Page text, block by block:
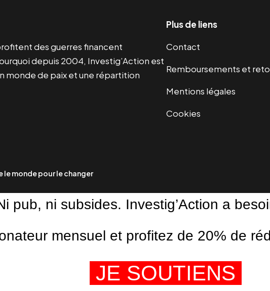
des guerres financent
depuis 2004, Investig’Action est
monde de paix et une répartition
Plus de liens
Contact
Remboursements et
Mentions légales
Cookies
le monde pour le changer
pub, ni subsides. Investig’Action a
mensuel et profitez de 20% de
JE SOUTIENS